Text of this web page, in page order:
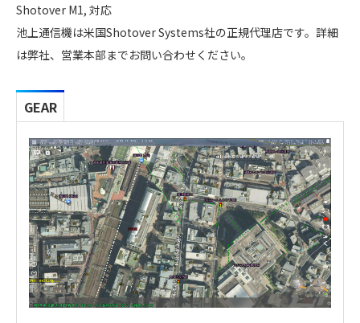
Shotover M1, 対応
池上通信機は米国Shotover Systems社の正規代理店です。詳細
は弊社、営業本部までお問い合わせください。
GEAR